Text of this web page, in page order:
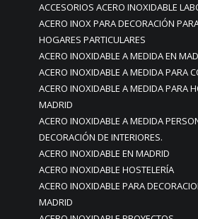
ACCESORIOS ACERO INOXIDABLE
ACERO INOX PARA DECORACIÓN
HOGARES PARTICULARES
ACERO INOXIDABLE A MEDIDA EN
ACERO INOXIDABLE A MEDIDA PARA
ACERO INOXIDABLE A MEDIDA PARA
MADRID
ACERO INOXIDABLE A MEDIDA
DECORACIÓN DE INTERIORES.
ACERO INOXIDABLE EN MADRID
ACERO INOXIDABLE HOSTELERÍA
ACERO INOXIDABLE PARA
MADRID